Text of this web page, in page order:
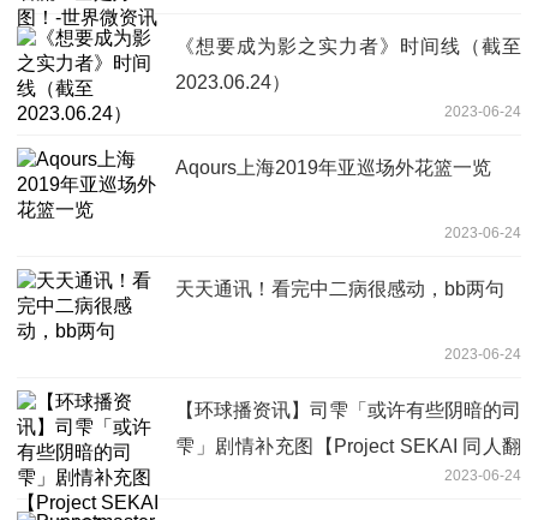
《想要成为影之实力者》时间线（截至
2023.06.24）
2023-06-24
Aqours上海2019年亚巡场外花篮一览
2023-06-24
天天通讯！看完中二病很感动，bb两句
2023-06-24
【环球播资讯】司雫「或许有些阴暗的司
雫」剧情补充图【Project SEKAI 同人翻
2023-06-24